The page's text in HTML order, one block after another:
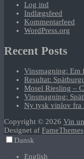
Log ind
Indlægsfeed
Kommentarfeed
WordPress.org
Recent Posts
Vinsmagning: Em
Resultat:
Mosel Riesling –
Vinsmagning:
Ny tysk vinlov fra
Copyright © 2026 Vin
Designet af FameThemes
Dansk
English